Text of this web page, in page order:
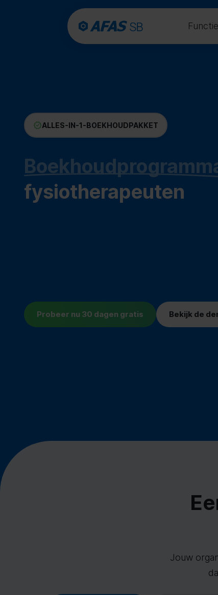
ALLES-IN-1-BOEKHOUDPAKKET
fysiotherapeuten
Probeer nu 30 dagen gratis Bekijk de
Jouw